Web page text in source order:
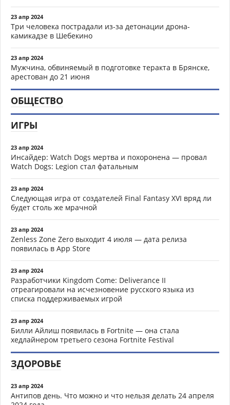
23 апр 2024
Три человека пострадали из-за детонации дрона-
камикадзе в Шебекино
23 апр 2024
Мужчина, обвиняемый в подготовке теракта в Брянске,
арестован до 21 июня
ОБЩЕСТВО
ИГРЫ
23 апр 2024
Инсайдер: Watch Dogs мертва и похоронена — провал
Watch Dogs: Legion стал фатальным
23 апр 2024
Следующая игра от создателей Final Fantasy XVI вряд ли
будет столь же мрачной
23 апр 2024
Zenless Zone Zero выходит 4 июля — дата релиза
появилась в App Store
23 апр 2024
Разработчики Kingdom Come: Deliverance II
отреагировали на исчезновение русского языка из
списка поддерживаемых игрой
23 апр 2024
Билли Айлиш появилась в Fortnite — она стала
хедлайнером третьего сезона Fortnite Festival
ЗДОРОВЬЕ
23 апр 2024
Антипов день. Что можно и что нельзя делать 24 апреля